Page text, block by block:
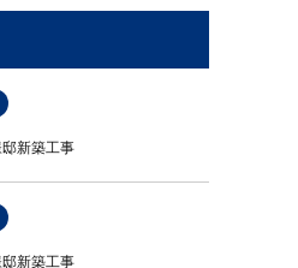
新築工事
新築工事